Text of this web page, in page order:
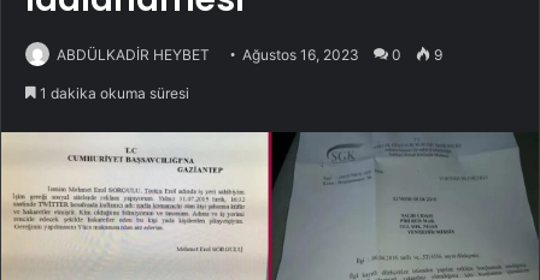
ABDÜLKADİR HEYBET Ağustos 16, 2023 0 9
1 dakika okuma süresi